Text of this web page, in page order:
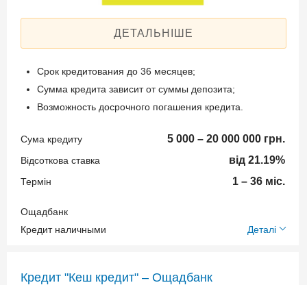
Спосіб погашення:
Классический
Страхование предмета
ДЕТАЛЬНІШЕ
Срок кредитования до 36 месяцев;
Сумма кредита зависит от суммы депозита;
Возможность досрочного погашения кредита.
Сума кредиту 5 000 – 20 000 000 грн.
Відсоткова ставка від 21.19%
Термін 1 – 36 міс.
Ощадбанк
Кредит наличными
Деталі
Застава: Депозит
Кредит "Кеш кредит" – Ощадбанк